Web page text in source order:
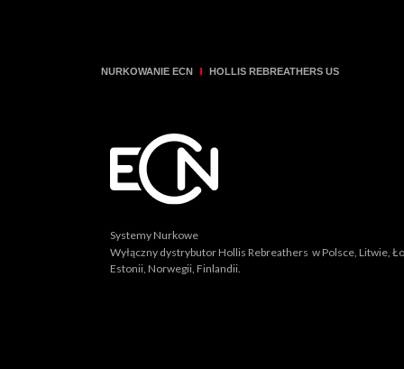
NURKOWANIE ECN HOLLIS REBREATHERS US
Systemy Nurkowe
Wyłączny dystrybutor Hollis Rebreathers w Polsce, Litwie,
Estonii, Norwegii, Finlandii.